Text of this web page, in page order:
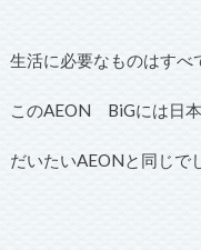
生活に必要なものはすべ
このAEON BiGには日
だいたいAEONと同じで